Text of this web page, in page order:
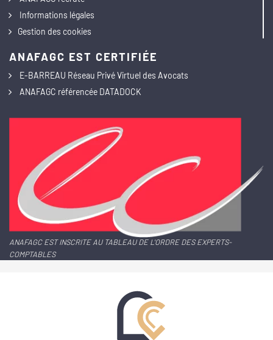
Informations légales
Gestion des cookies
ANAFAGC EST CERTIFIÉE
E-BARREAU Réseau Privé Virtuel des Avocats
ANAFAGC référencée DATADOCK
ANAFAGC EST INSCRITE AU TABLEAU DE L'ORDRE DES EXPERTS-
COMPTABLES